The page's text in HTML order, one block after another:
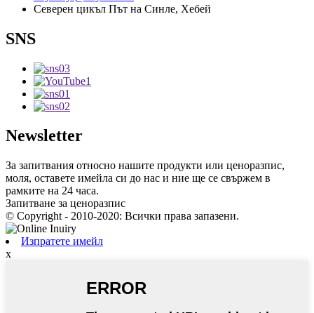
Северен цикъл Път на Синле, Хебей
SNS
Newsletter
За запитвания относно нашите продукти или ценоразпис,
моля, оставете имейла си до нас и ние ще се свържем в
рамките на 24 часа.
Запитване за ценоразпис
© Copyright - 2010-2020: Всички права запазени.
Изпратете имейл
x